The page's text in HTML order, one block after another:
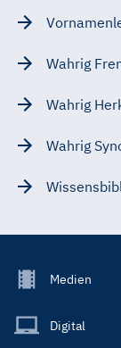
Wahrig
Wahrig
Wahrig
Footer
Main
Medien
Digital